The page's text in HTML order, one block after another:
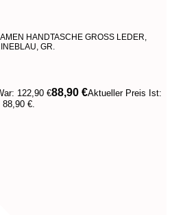
HANDTASCHE GROSS LEDER,
GR.
122,90 €88,90 €Aktueller Preis Ist:
88,90 €.